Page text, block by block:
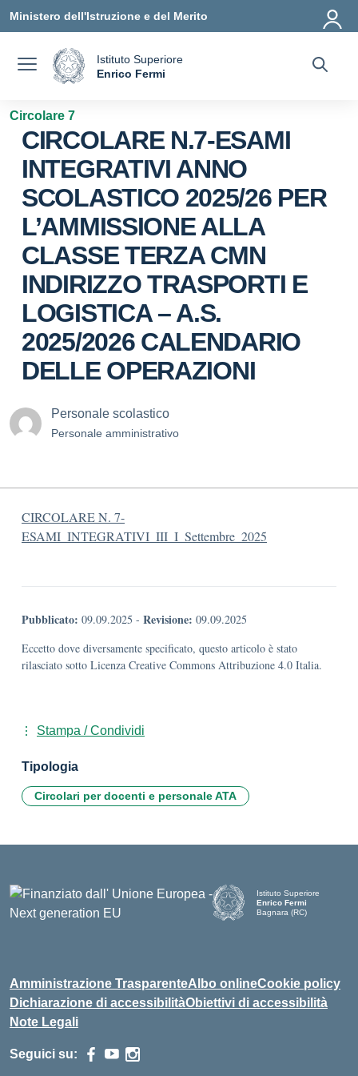
Ministero dell'Istruzione e del Merito
Istituto Superiore
Enrico Fermi
Circolare 7
CIRCOLARE N.7-ESAMI
INTEGRATIVI ANNO
SCOLASTICO 2025/26 PER
L’AMMISSIONE ALLA
CLASSE TERZA CMN
INDIRIZZO TRASPORTI E
LOGISTICA – A.S.
2025/2026 CALENDARIO
DELLE OPERAZIONI
Personale scolastico
Personale amministrativo
CIRCOLARE N. 7-
ESAMI_INTEGRATIVI_III_I_Settembre_2025
Pubblicato: 09.09.2025 - Revisione: 09.09.2025
Eccetto dove diversamente specificato, questo articolo è stato
rilasciato sotto Licenza Creative Commons Attribuzione 4.0 Italia.
Stampa / Condividi
Tipologia
Circolari per docenti e personale ATA
Istituto Superiore
Enrico Fermi
Bagnara (RC)
Amministrazione TrasparenteAlbo onlineCookie policy
Dichiarazione di accessibilitàObiettivi di accessibilità
Note Legali
Seguici su: